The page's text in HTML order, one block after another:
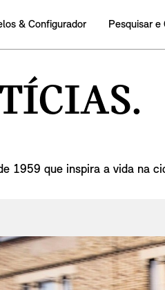
& Configurador Pesquisar e
1959 que inspira a vida na